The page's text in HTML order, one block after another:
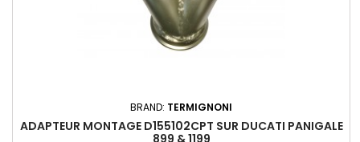
BRAND: TERMIGNONI
ADAPTEUR MONTAGE D155102CPT SUR DUCATI PANIGALE